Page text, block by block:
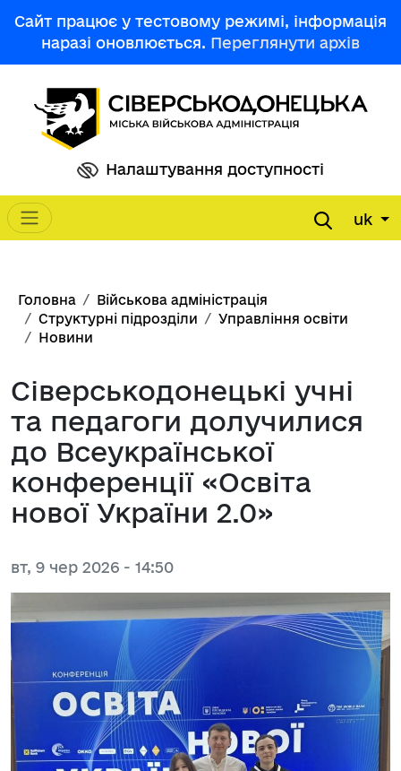
Сайт працює у тестовому режимі, інформація
наразі оновлюється. Переглянути архів
Налаштування доступності
Main navigation uk
Рядок навіґації
Головна
Військова адміністрація
Структурні підрозділи
Управління освіти
Новини
Сіверськодонецькі учні
та педагоги долучилися
до Всеукраїнської
конференції «Освіта
нової України 2.0»
вт, 9 чер 2026 - 14:50